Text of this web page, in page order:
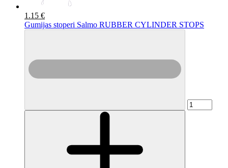
1.15 €
Gumijas stoperi Salmo RUBBER CYLINDER STOPS